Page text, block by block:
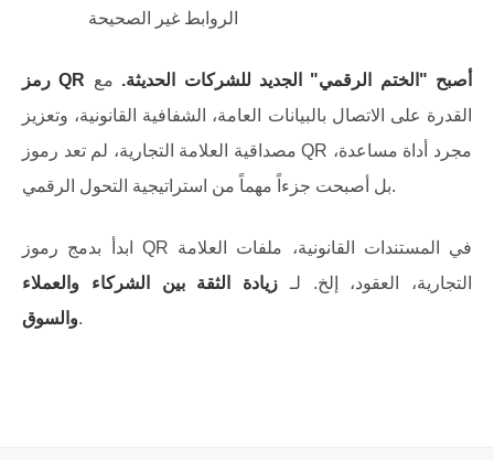
الروابط غير الصحيحة
رمز QR أصبح "الختم الرقمي" الجديد للشركات الحديثة. مع
القدرة على الاتصال بالبيانات العامة، الشفافية القانونية، وتعزيز
مصداقية العلامة التجارية، لم تعد رموز QR مجرد أداة مساعدة،
بل أصبحت جزءاً مهماً من استراتيجية التحول الرقمي.
ابدأ بدمج رموز QR في المستندات القانونية، ملفات العلامة
التجارية، العقود، إلخ. لـ زيادة الثقة بين الشركاء والعملاء
والسوق.